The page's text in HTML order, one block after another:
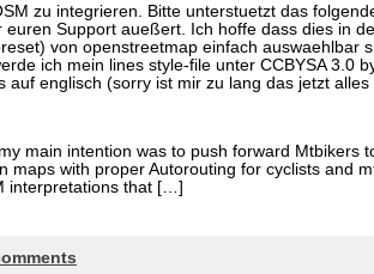
zu integrieren. Bitte unterstuetzt das
Support aueßert. Ich hoffe dass dies in
von openstreetmap einfach auswaehlbar
ich mein lines style-file unter CCBYSA 3.0
englisch (sorry ist mir zu lang das jetzt alles
main intention was to push forward Mtbikers
with proper Autorouting for cyclists and
interpretations that […]